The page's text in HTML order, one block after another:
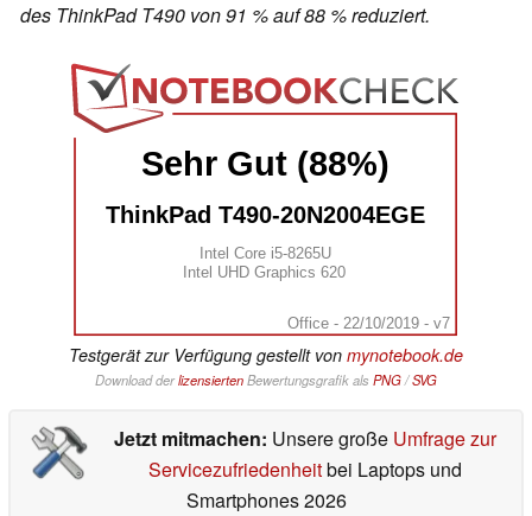
des ThinkPad T490 von 91 % auf 88 % reduziert.
Sehr Gut (88%)
ThinkPad T490-20N2004EGE
Intel Core i5-8265U
Intel UHD Graphics 620
Office - 22/10/2019 - v7
Testgerät zur Verfügung gestellt von mynotebook.de
Download derlizensiertenBewertungsgrafik als PNG/SVG
Jetzt mitmachen: Unsere große Umfrage zur
Servicezufriedenheitbei Laptops und
Smartphones 2026